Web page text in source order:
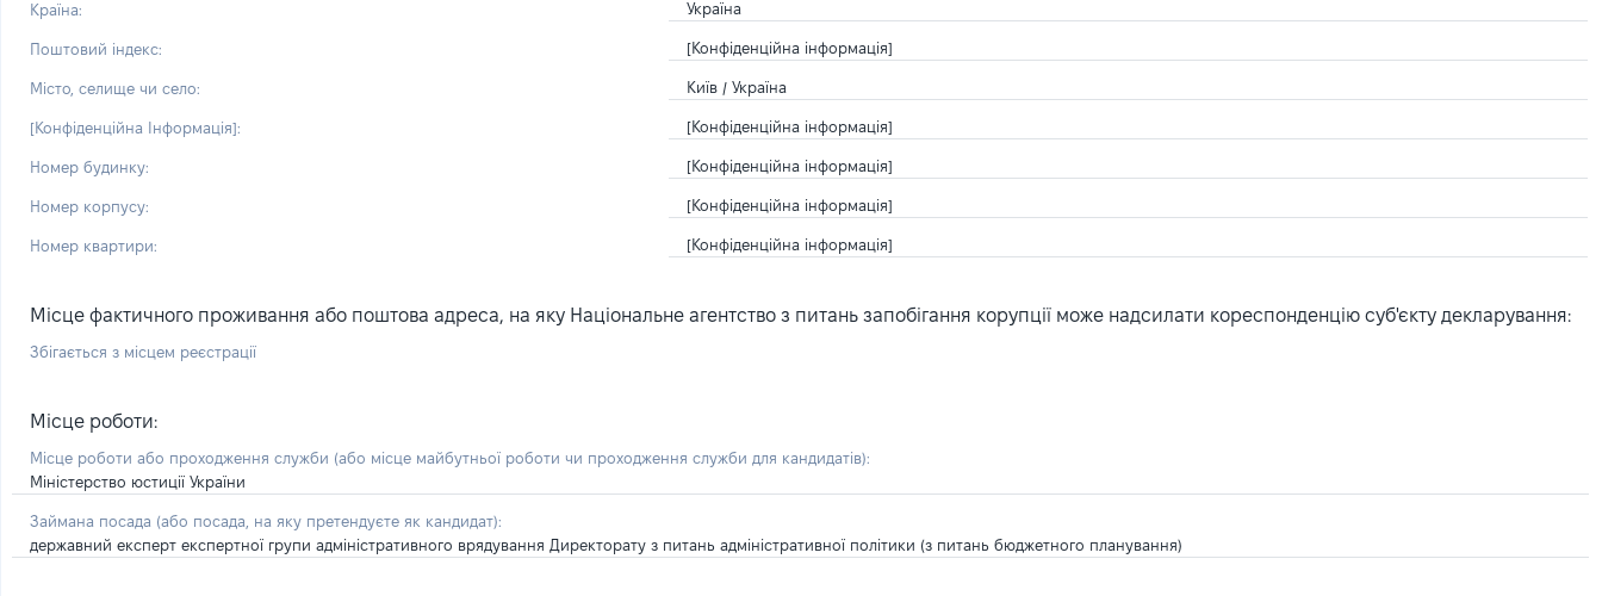
Країна: Україна
Поштовий індекс: [Конфіденційна інформація]
Місто, селище чи село: Київ / Україна
[Конфіденційна Інформація]: [Конфіденційна інформація]
Номер будинку: [Конфіденційна інформація]
Номер корпусу: [Конфіденційна інформація]
Номер квартири: [Конфіденційна інформація]
Місце фактичного проживання або поштова адреса, на яку Національне агентство з питань запобігання корупції може надсилати кореспонденцію суб'єкту декларування:
Збігається з місцем реєстрації
Місце роботи:
Місце роботи або проходження служби (або місце майбутньої роботи чи проходження служби для кандидатів):
Міністерство юстиції України
Займана посада (або посада, на яку претендуєте як кандидат):
державний експерт експертної групи адміністративного врядування Директорату з питань адміністративної політики (з питань бюджетного планування)